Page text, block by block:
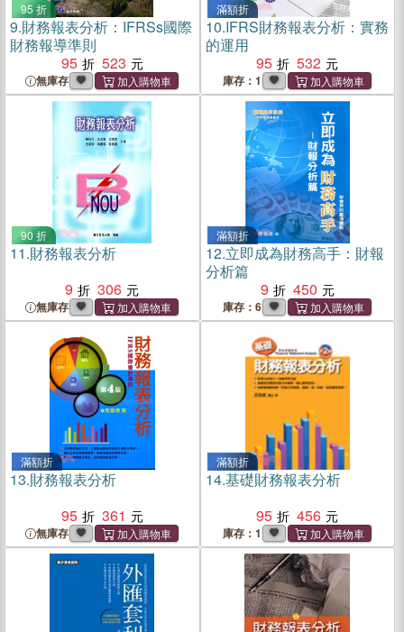
95 折
9.財務報表分析：IFRSs國際
財務報導準則
95
523
無庫存
滿額折
10.IFRS財務報表分析：實務
的運用
95
532
庫存：1
90 折
11.財務報表分析
9
306
無庫存
滿額折
12.立即成為財務高手：財報
分析篇
9
450
庫存：6
滿額折
13.財務報表分析
95
361
無庫存
滿額折
14.基礎財務報表分析
95
456
庫存：1